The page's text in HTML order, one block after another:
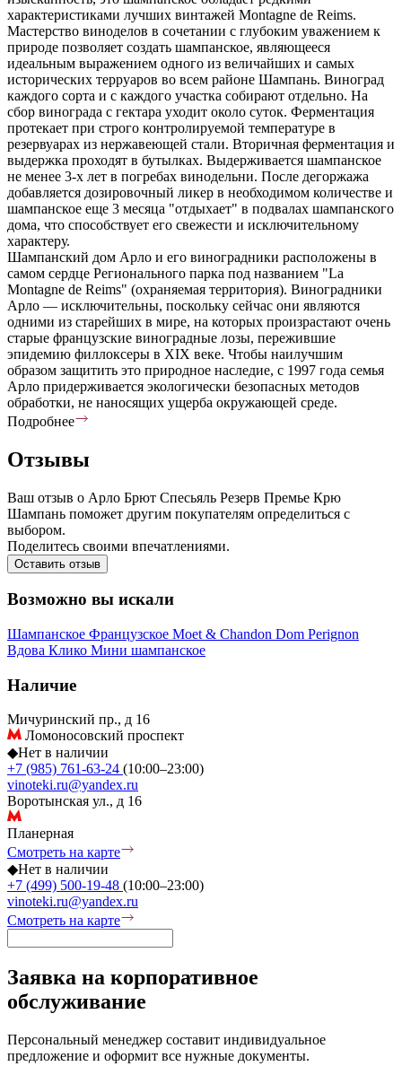
характеристиками лучших винтажей Montagne de Reims.
Мастерство виноделов в сочетании с глубоким уважением к
природе позволяет создать шампанское, являющееся
идеальным выражением одного из величайших и самых
исторических терруаров во всем районе Шампань. Виноград
каждого сорта и с каждого участка собирают отдельно. На
сбор винограда с гектара уходит около суток. Ферментация
протекает при строго контролируемой температуре в
резервуарах из нержавеющей стали. Вторичная ферментация и
выдержка проходят в бутылках. Выдерживается шампанское
не менее 3-х лет в погребах винодельни. После дегоржажа
добавляется дозировочный ликер в необходимом количестве и
шампанское еще 3 месяца "отдыхает" в подвалах шампанского
дома, что способствует его свежести и исключительному
характеру.
Шампанский дом Арло и его виноградники расположены в
самом сердце Регионального парка под названием "La
Montagne de Reims" (охраняемая территория). Виноградники
Арло — исключительны, поскольку сейчас они являются
одними из старейших в мире, на которых произрастают очень
старые французские виноградные лозы, пережившие
эпидемию филлоксеры в XIX веке. Чтобы наилучшим
образом защитить это природное наследие, с 1997 года семья
Арло придерживается экологически безопасных методов
обработки, не наносящих ущерба окружающей среде.
Подробнее
Отзывы
Ваш отзыв о Арло Брют Спесьяль Резерв Премье Крю
Шампань поможет другим покупателям определиться с
выбором.
Поделитесь своими впечатлениями.
Оставить отзыв
Возможно вы искали
Шампанское Французское Moet & Chandon Dom Perignon
Вдова Клико Мини шампанское
Наличие
Мичуринский пр., д 16
Ломоносовский проспект
◆Нет в наличии
+7 (985) 761-63-24 (10:00–23:00)
vinoteki.ru@yandex.ru
Воротынская ул., д 16
Планерная
Смотреть на карте
◆Нет в наличии
+7 (499) 500-19-48 (10:00–23:00)
vinoteki.ru@yandex.ru
Смотреть на карте
Заявка на корпоративное
обслуживание
Персональный менеджер составит индивидуальное
предложение и оформит все нужные документы.